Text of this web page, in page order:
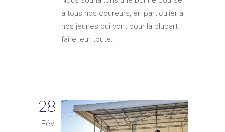
à tous nos coureurs, en particulier à
nos jeunes qui vont pour la plupart
faire leur toute...
28
Fév